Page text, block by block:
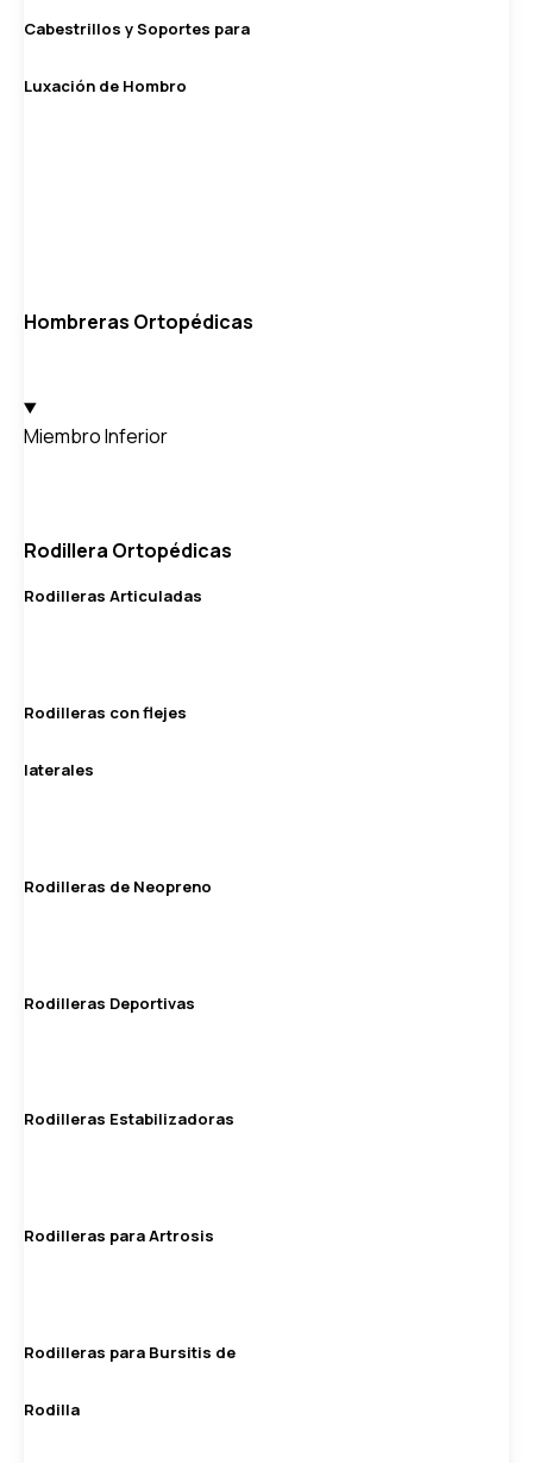
Cabestrillos y Soportes para
Luxación de Hombro
Hombreras Ortopédicas
Miembro Inferior
Rodillera Ortopédicas
Rodilleras Articuladas
Rodilleras con flejes
laterales
Rodilleras de Neopreno
Rodilleras Deportivas
Rodilleras Estabilizadoras
Rodilleras para Artrosis
Rodilleras para Bursitis de
Rodilla